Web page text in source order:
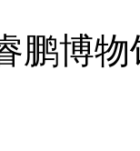
鹏博